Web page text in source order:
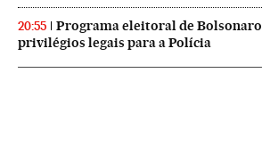
20:55
Programa eleitoral de
privilégios legais para a Polícia